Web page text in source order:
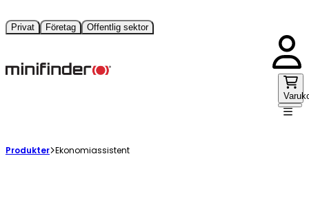
Privat Företag Offentlig sektor
Produkter Ekonomiassistent